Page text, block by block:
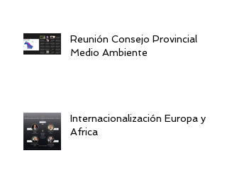
Reunión Consejo Provincial
Medio Ambiente
Internacionalización Europa y
Africa